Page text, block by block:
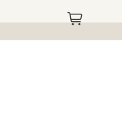
NÁKUPNÝ
KOŠÍK